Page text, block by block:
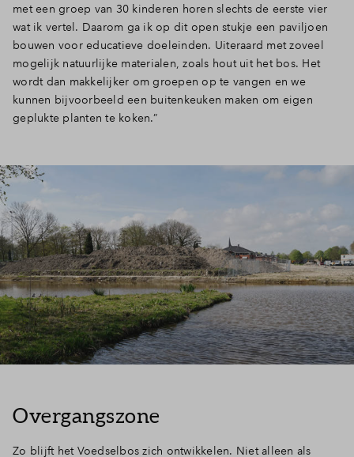
met een groep van 30 kinderen horen slechts de eerste vier
wat ik vertel. Daarom ga ik op dit open stukje een paviljoen
bouwen voor educatieve doeleinden. Uiteraard met zoveel
mogelijk natuurlijke materialen, zoals hout uit het bos. Het
wordt dan makkelijker om groepen op te vangen en we
kunnen bijvoorbeeld een buitenkeuken maken om eigen
geplukte planten te koken.”
Overgangszone
Zo blijft het Voedselbos zich ontwikkelen. Niet alleen als